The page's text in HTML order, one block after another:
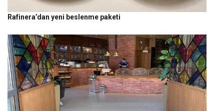
Rafinera’dan yeni beslenme paketi